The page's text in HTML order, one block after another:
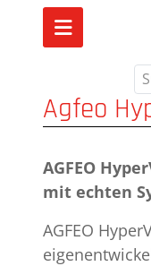
Agfeo
AGFEO
mit echten
AGFEO